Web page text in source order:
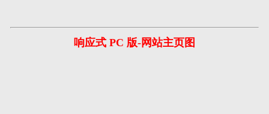
响应式 PC 版-网站主页图